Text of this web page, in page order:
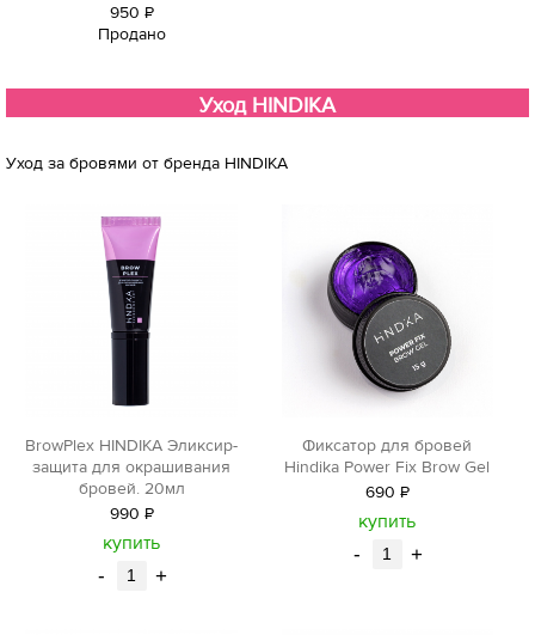
950 Р
уб.
Продано
Уход HINDIKA
Уход за бровями от бренда HINDIKA
BrowPlex HINDIKA Эликсир-
защита для окрашивания
бровей. 20мл
990 Р
уб.
купить
- +
Фиксатор для бровей
Hindika Power Fix Brow Gel
690 Р
уб.
купить
- +